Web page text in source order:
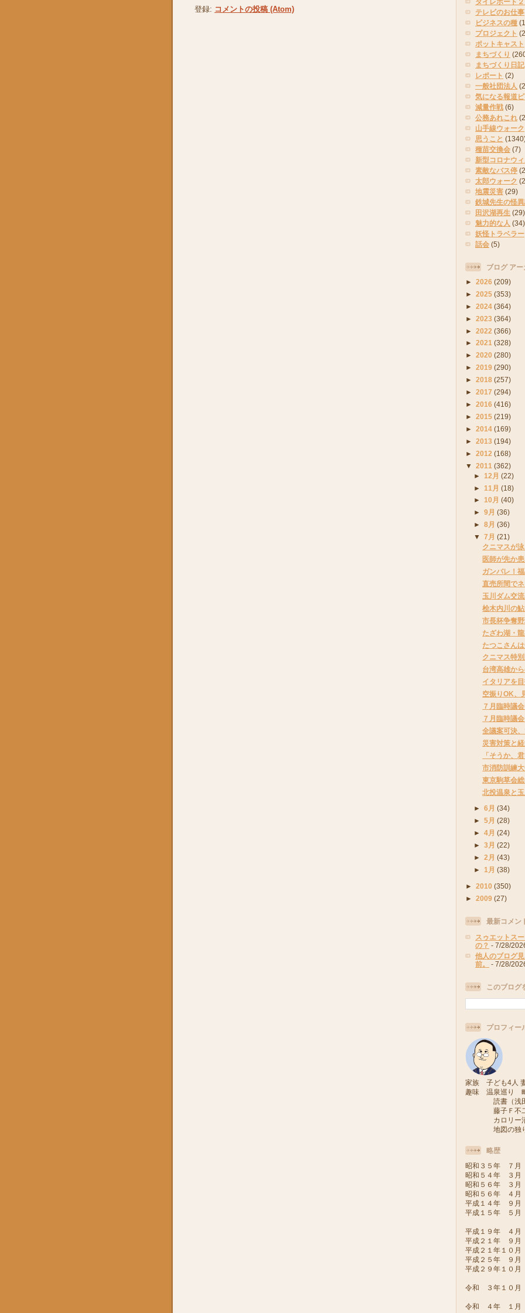
登録: コメントの投稿 (Atom)
タイレポート
テレビのお仕事
ビジネスの種
プロジェクト
ポットキャスト
まちづくり
まちづくり日記
レポート (2)
一般社団法人
気になる報道
減量作戦 (6)
公務あれこれ
山手線ウォーク
思うこと
種苗交換会 (7)
新型コロナウ
素敵なバス停
太郎ウォーク
地震災害 (29)
鉄城先生の怪
田沢湖再生 (29)
魅力的な人 (34)
妖怪トラベラー
話会 (5)
ブログ アー
► 2026 (209)
► 2025 (353)
► 2024 (364)
► 2023 (364)
► 2022 (366)
► 2021 (328)
► 2020 (280)
► 2019 (290)
► 2018 (257)
► 2017 (294)
► 2016 (416)
► 2015 (219)
► 2014 (169)
► 2013 (194)
► 2012 (168)
▼ 2011 (362)
► 12月(22)
► 11月(18)
► 10月(40)
►9月(36)
►8月(36)
▼7月(21)
クニマスが
医師が先か
ガンバレ！
直売所間で
玉川ダム交
桧木内川の
市長杯争奪
たざわ湖・
たつこさん
クニマス特
台湾高雄か
イタリアを
空振りOK、
７月臨時議
７月臨時議
全議案可決
災害対策と
「そうか、
市消防訓練
東京駒草会
北投温泉と
►6月(34)
►5月(28)
►4月(24)
►3月(22)
►2月(43)
► 1月(38)
► 2010 (350)
► 2009 (27)
最新コメン
スゥエットス
の？ - 7/28/
他人のブログ
前。
- 7/28/
このブログ
プロフィー
家族 子ども4人
趣味 温泉巡り
読書（浅田
藤子Ｆ不二
カロリー消
地図の独り
略歴
昭和３５年 ７
昭和５４年 ３
昭和５６年 ３
昭和５６年 ４
平成１４年 ９
平成１５年 ５
平成１９年 ４
平成２１年 ９
平成２１年１０
平成２５年 ９
平成２９年１
令和 ３年１０
令和 ４年 １月